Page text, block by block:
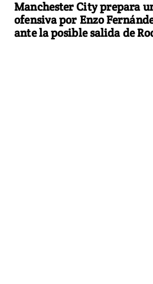
Manchester City prepara
ofensiva por Enzo
ante la posible salida de